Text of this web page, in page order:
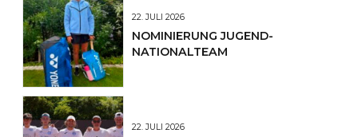
22. JULI 2026
NOMINIERUNG JUGEND-
NATIONALTEAM
22. JULI 2026